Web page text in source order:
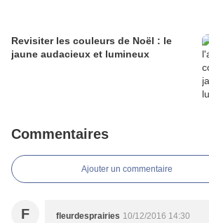
Revisiter les couleurs de Noël : le
jaune audacieux et lumineux
Commentaires
Ajouter un commentaire
F fleurdesprairies 10/12/2016 14:30